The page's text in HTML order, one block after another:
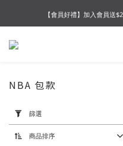
【夏末OUTLET】專區
【會員好禮】加入會員送
【夏末OUTLET】專
篩
選
(0/20)
NBA 包款
篩選
商品排序